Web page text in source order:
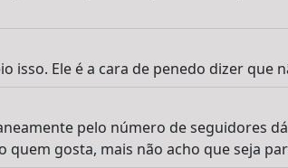
isso. Ele é a cara de penedo dizer que
pelo número de seguidores
quem gosta, mais não acho que seja